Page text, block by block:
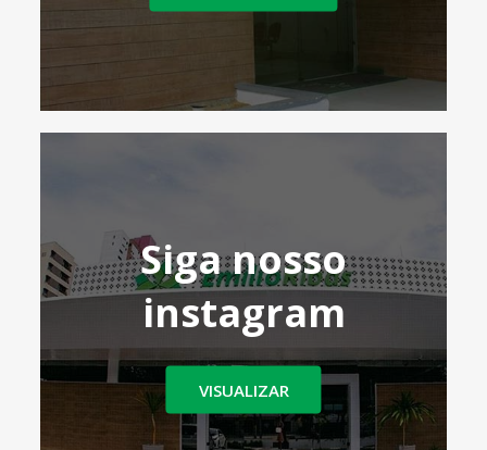
Siga nosso
instagram
VISUALIZAR